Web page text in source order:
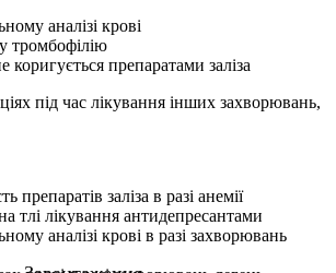
аналізі крові
тромбофілію
препаратами заліза
під час лікування інших захворювань,
препаратів заліза в разі анемії
тлі лікування антидепресантами
аналізі крові в разі захворювань